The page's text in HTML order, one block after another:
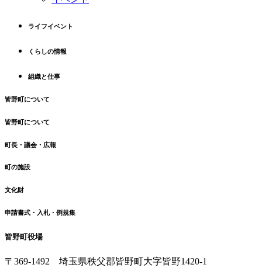
ライフイベント
くらしの情報
組織と仕事
皆野町について
皆野町について
町長・議会・広報
町の施設
文化財
申請書式・入札・例規集
皆野町役場
〒369-1492 埼玉県秩父郡皆野町大字皆野1420-1